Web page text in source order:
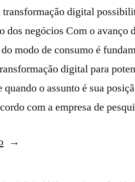
digital
dos negócios Com o avanço
modo de consumo é
digital para
o assunto é sua
com a empresa de